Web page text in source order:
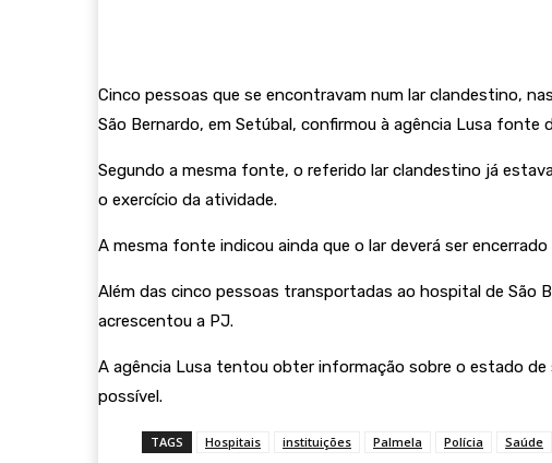
Cinco pessoas que se encontravam num lar clandestino,
São Bernardo, em Setúbal, confirmou à agência Lusa fonte
Segundo a mesma fonte, o referido lar clandestino já
o exercício da atividade.
A mesma fonte indicou ainda que o lar deverá ser encerrado
Além das cinco pessoas transportadas ao hospital de São
acrescentou a PJ.
A agência Lusa tentou obter informação sobre o estado
possível.
TAGS Hospitais instituições Palmela Polícia Saúde